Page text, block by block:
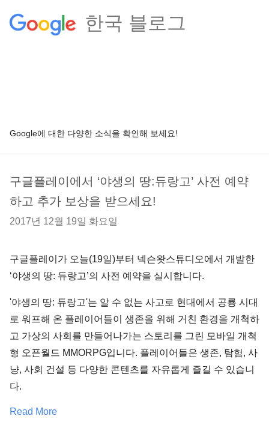
한국 블로그
Google에 대한 다양한 소식을 확인해 보세요!
구글플레이에서 ‘야생의 땅:듀랑고’ 사전 예약
하고 추가 보상을 받으세요!
2017년 12월 19일 화요일
구글플레이가 오늘(19일)부터 넥슨왓스튜디오에서 개발한
‘야생의 땅: 듀랑고’의 사전 예약을 실시합니다.
'야생의 땅: 듀랑고'는 알 수 없는 사고로 현대에서 공룡 시대
로 워프해 온 플레이어들이 생존을 위해 거친 환경을 개척하
고 가상의 사회를 만들어나가는 스토리를 그린 모바일 개척
형 오픈월드 MMORPG입니다. 플레이어들은 생존, 탐험, 사
냥, 사회 건설 등 다양한 콘텐츠를 자유롭게 즐길 수 있습니
다.
Read More